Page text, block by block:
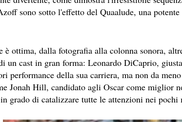
MONDO MIGLIORE.
DAVID LYNCH
CLASSICO
UN ESEMPIO DI FILM NOIR
TROPPO PARZIALE.
È RIUSCITO A TENERE ALTO IL
sono sotto l'effetto del Quaalude, una
è ottima, dalla fotografia alla colonna sonora,
un cast in gran forma: Leonardo DiCaprio,
performance della sua carriera, ma non da
Jonah Hill, candidato agli Oscar come miglior
grado di catalizzare tutte le attenzioni nei